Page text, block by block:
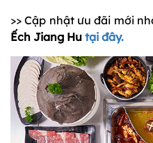
>> Cập nhật ưu đãi mới
Ếch Jiang Hu tại đây.